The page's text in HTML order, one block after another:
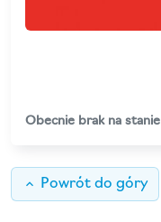
Obecnie brak na stanie
keyboard_arrow_up Powrót do góry